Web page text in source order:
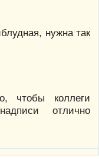
нужна так
чтобы коллеги
отлично